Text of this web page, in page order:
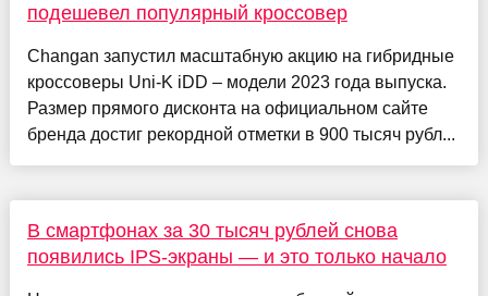
подешевел популярный кроссовер
Changan запустил масштабную акцию на гибридные
кроссоверы Uni-K iDD – модели 2023 года выпуска.
Размер прямого дисконта на официальном сайте
бренда достиг рекордной отметки в 900 тысяч рубл...
В смартфонах за 30 тысяч рублей снова
появились IPS-экраны — и это только начало